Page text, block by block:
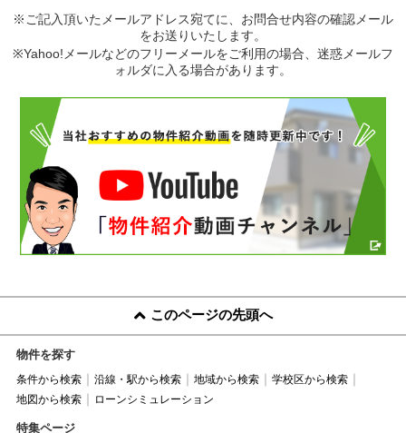
※ご記入頂いたメールアドレス宛てに、お問合せ内容の確認メール
をお送りいたします。
※Yahoo!メールなどのフリーメールをご利用の場合、迷惑メールフ
ォルダに入る場合があります。
このページの先頭へ
物件を探す
条件から検索 沿線・駅から検索 地域から検索
学校区から検索
地図から検索
ローンシミュレーション
特集ページ